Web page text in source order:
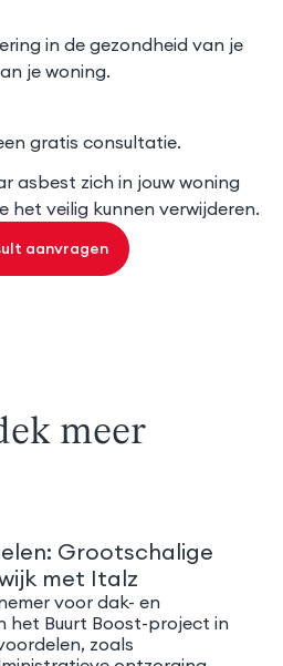
in de gezondheid van je
je woning.
gratis consultatie.
asbest zich in jouw woning
het veilig kunnen verwijderen.
aanvragen
meer
Grootschalige
met Italz
voor dak- en
het Buurt Boost-project in
zoals